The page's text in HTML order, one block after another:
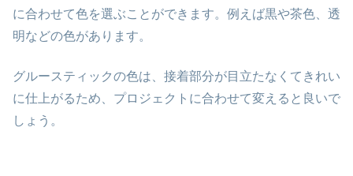
に合わせて色を選ぶことができます。例えば黒や茶色、透
明などの色があります。
グルースティックの色は、接着部分が目立たなくてきれい
に仕上がるため、プロジェクトに合わせて変えると良いで
しょう。